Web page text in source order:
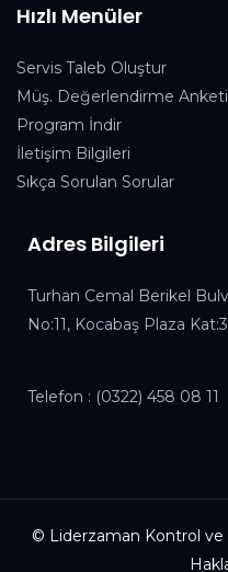
Hızlı Menüler
Servis Taleb Oluştur
Müş. Değerlendirme Anketi
Program İndir
İletişim Bilgileri
Sıkça Sorulan Sorular
Adres Bilgileri
Turhan Cemal Berikel
No:11, Kocabaş Plaza
Telefon : (0322) 458 08 11
© Liderzaman Kontrol ve